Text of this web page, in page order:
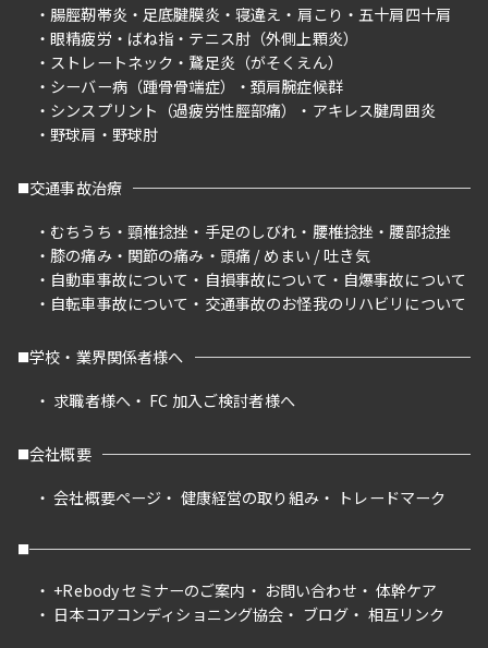
腸脛靭帯炎
足底腱膜炎 寝違え 肩こり
五十肩四十肩
眼精疲労
ばね指
テニス肘（外側上顆炎）
ストレートネック
鵞足炎（がそくえん）
シーバー病（踵骨骨端症）
頚肩腕症候群
シンスプリント（過疲労性脛部痛）
アキレス腱周囲炎
野球肩
野球肘
交通事故治療
むちうち
頸椎捻挫 手足のしびれ 腰椎捻挫
腰部捻挫
膝の痛み
関節の痛み
頭痛 / めまい / 吐き気
自動車事故について
自損事故について
自爆事故について
自転車事故について
交通事故のお怪我のリハビリについて
学校・業界関係者様へ
求職者様へ
FC 加入ご検討者様へ
会社概要
会社概要ページ
健康経営の取り組み トレードマーク
+Rebody セミナーのご案内 お問い合わせ
体幹ケア
日本コアコンディショニング協会
ブログ 相互リンク